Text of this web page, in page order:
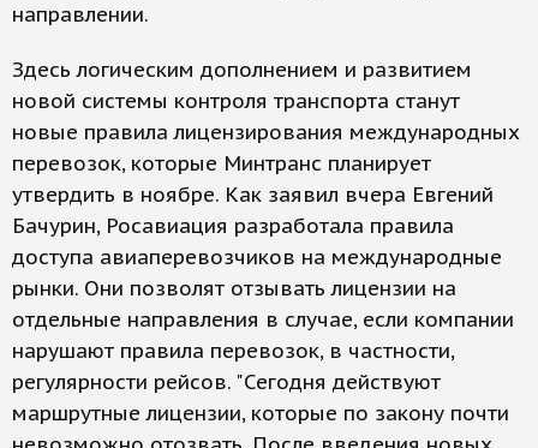
направлении.
Здесь логическим дополнением и развитием
новой системы контроля транспорта станут
новые правила лицензирования международных
перевозок, которые Минтранс планирует
утвердить в ноябре. Как заявил вчера Евгений
Бачурин, Росавиация разработала правила
доступа авиаперевозчиков на международные
рынки. Они позволят отзывать лицензии на
отдельные направления в случае, если компании
нарушают правила перевозок, в частности,
регулярности рейсов. "Сегодня действуют
маршрутные лицензии, которые по закону почти